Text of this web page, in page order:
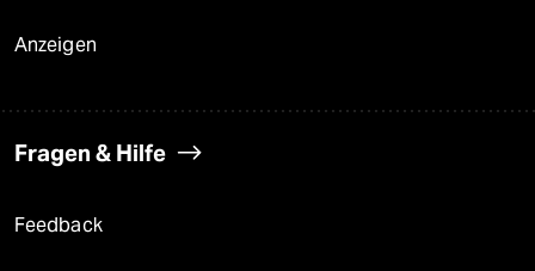
Anzeigen
Fragen & Hilfe
Feedback